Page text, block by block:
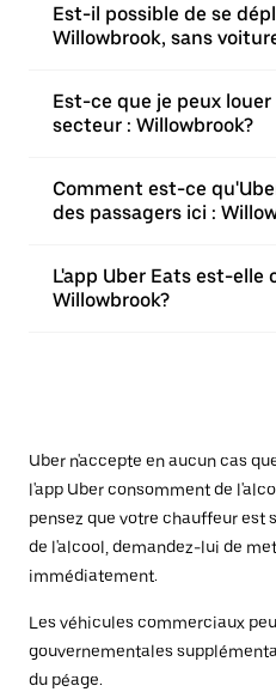
Est-il possible de se
Willowbrook, sans
Est-ce que je peux
secteur : Willowbrook?
Comment est-ce
des passagers ici :
L'app Uber Eats est-elle
Willowbrook?
Uber n'accepte en aucun cas
l'app Uber consomment de
pensez que votre chauffeur est
de l'alcool, demandez-lui de
immédiatement.
Les véhicules commerciaux
gouvernementales
du péage.